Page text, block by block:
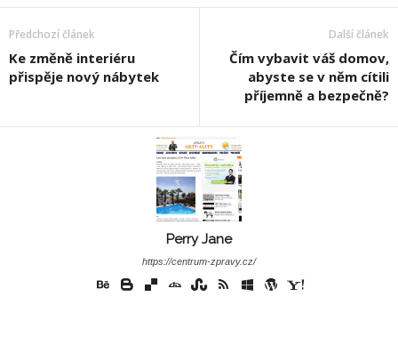
Předchozí článek
Ke změně interiéru
přispěje nový nábytek
Další článek
Čím vybavit váš domov,
abyste se v něm cítili
příjemně a bezpečně?
Perry Jane
https://centrum-zpravy.cz/